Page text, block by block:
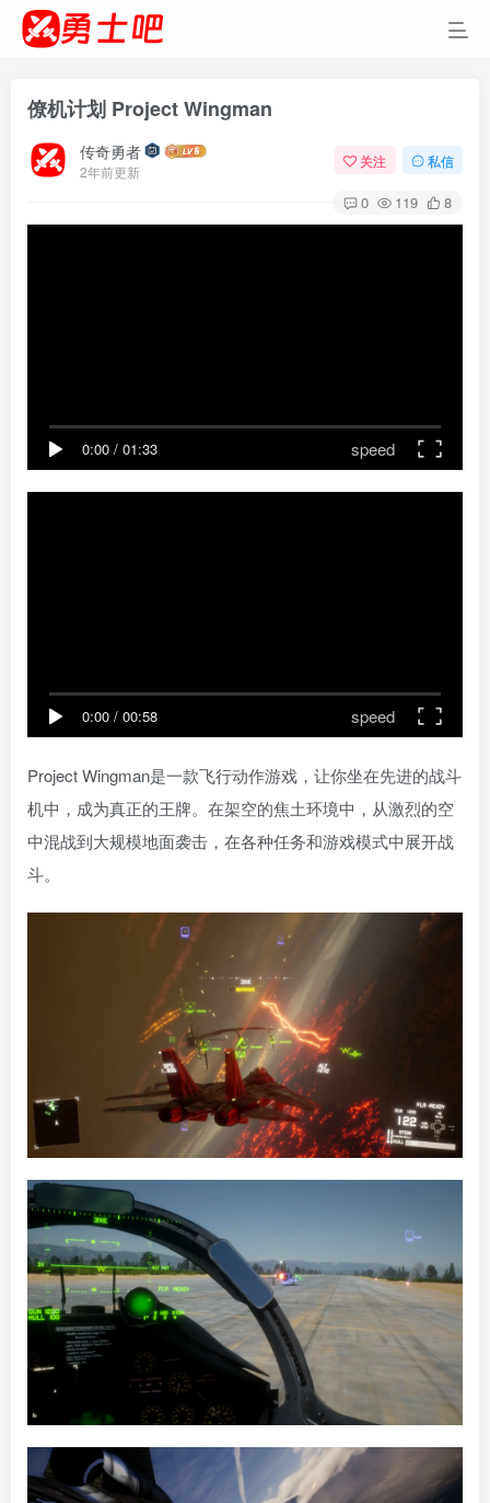
僚机计划 Project Wingman
传奇勇者
2年前更新
关注 私信
0 119 8
0:00 / 01:33 speed
0:00 / 00:58 speed
Project Wingman是一款飞行动作游戏，让你坐在先进的战斗
机中，成为真正的王牌。在架空的焦土环境中，从激烈的空
中混战到大规模地面袭击，在各种任务和游戏模式中展开战
斗。